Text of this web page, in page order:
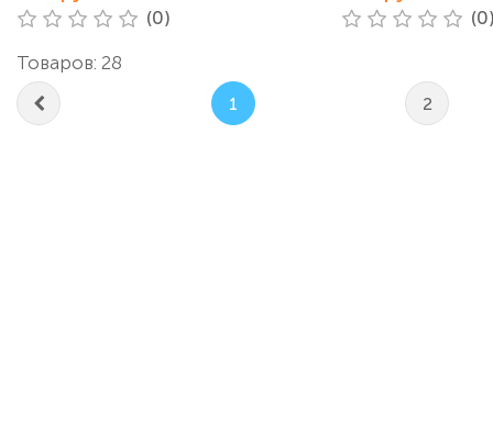
(0)
Товаров: 28
1 2